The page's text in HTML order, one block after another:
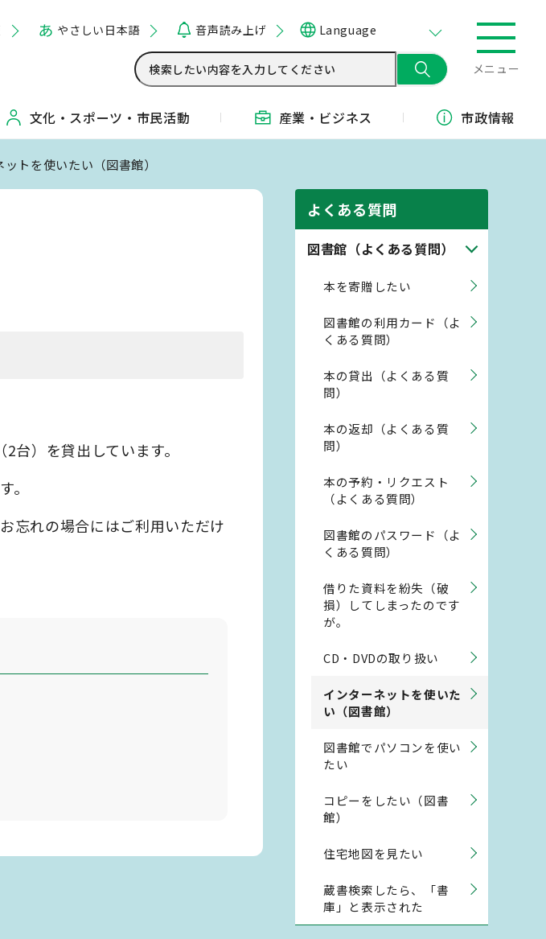
やさしい日本語 音声読み上げ Language
メニュー
文化・ スポーツ・ 市民活動 産業・ ビジネス 市政情報
トを使いたい（図書館）
台）を貸出しています。
。
忘れの場合にはご利用いただけ
よくある質問
図書館（よくある質問）
本を寄贈したい
図書館の利用カード（よ
くある質問）
本の貸出（よくある質
問）
本の返却（よくある質
問）
本の予約・リクエスト
（よくある質問）
図書館のパスワード（よ
くある質問）
借りた資料を紛失（破
損）してしまったのです
が。
CD・DVDの取り扱い
インターネットを使いた
い（図書館）
図書館でパソコンを使い
たい
コピーをしたい（図書
館）
住宅地図を見たい
蔵書検索したら、「書
庫」と表示された